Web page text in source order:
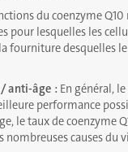
du coenzyme
pour lesquelles les
fourniture desquelles
anti-âge : En général,
performance
le taux de coenzyme
nombreuses causes du